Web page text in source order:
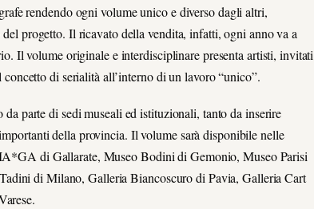
rendendo ogni volume unico e diverso dagli altri,
progetto. Il ricavato della vendita, infatti, ogni anno va a
Il volume originale e interdisciplinare presenta artisti, invitati
di serialità all’interno di un lavoro “unico”.
parte di sedi museali ed istituzionali, tanto da inserire
della provincia. Il volume sarà disponibile nelle
di Gallarate, Museo Bodini di Gemonio, Museo Parisi
di Milano, Galleria Biancoscuro di Pavia, Galleria Cart